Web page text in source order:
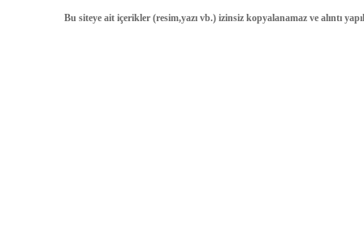
Bu siteye ait içerikler (resim,yazı vb.) izinsiz kopyalanamaz ve alıntı